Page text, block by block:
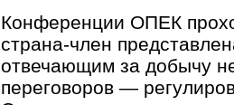
Конференции ОПЕК
страна-член
отвечающим за добычу
переговоров —